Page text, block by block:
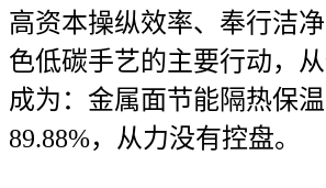
高资本操纵效率、奉行洁
色低碳手艺的主要行动，
成为：金属面节能隔热保
89.88%，从力没有控盘。